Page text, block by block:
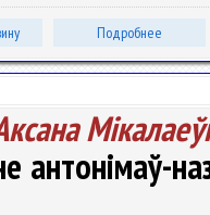
Подробнее
антонімаў-